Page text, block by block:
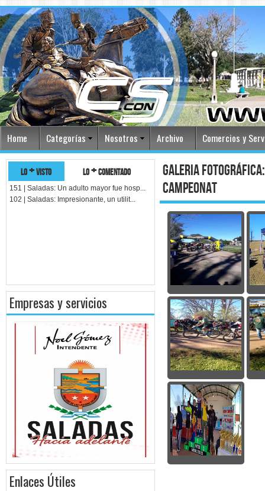
Home Categorías Nosotros Archivo Comercios y
lo + visto lo + comentado
151 | Saladas: Un adulto mayor fue hosp...
102 | Saladas: Impresionante, un utilit...
Empresas y servicios
Enlaces Útiles
galeria fotográfica:
campeonat